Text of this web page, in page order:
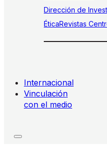
Dirección de
ÉticaRevistas
Internacional
Vinculación
con el medio